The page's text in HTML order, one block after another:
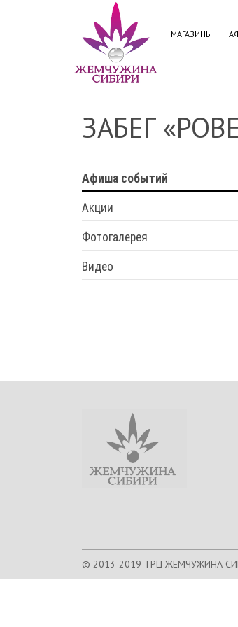
МАГАЗИНЫ
ЗАБЕГ
Афиша событий
Акции
Фотогалерея
Видео
© 2013-2019 ТРЦ ЖЕМЧУЖИНА